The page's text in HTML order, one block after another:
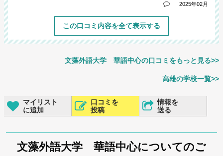
2025年02月
この口コミ内容を全て表示する
文藻外語大学 華語中心の口コミをもっと見る>>
高雄の学校一覧>>
マイリスト
に追加
口コミを
投稿
情報を
送る
文藻外語大学 華語中心についてのご